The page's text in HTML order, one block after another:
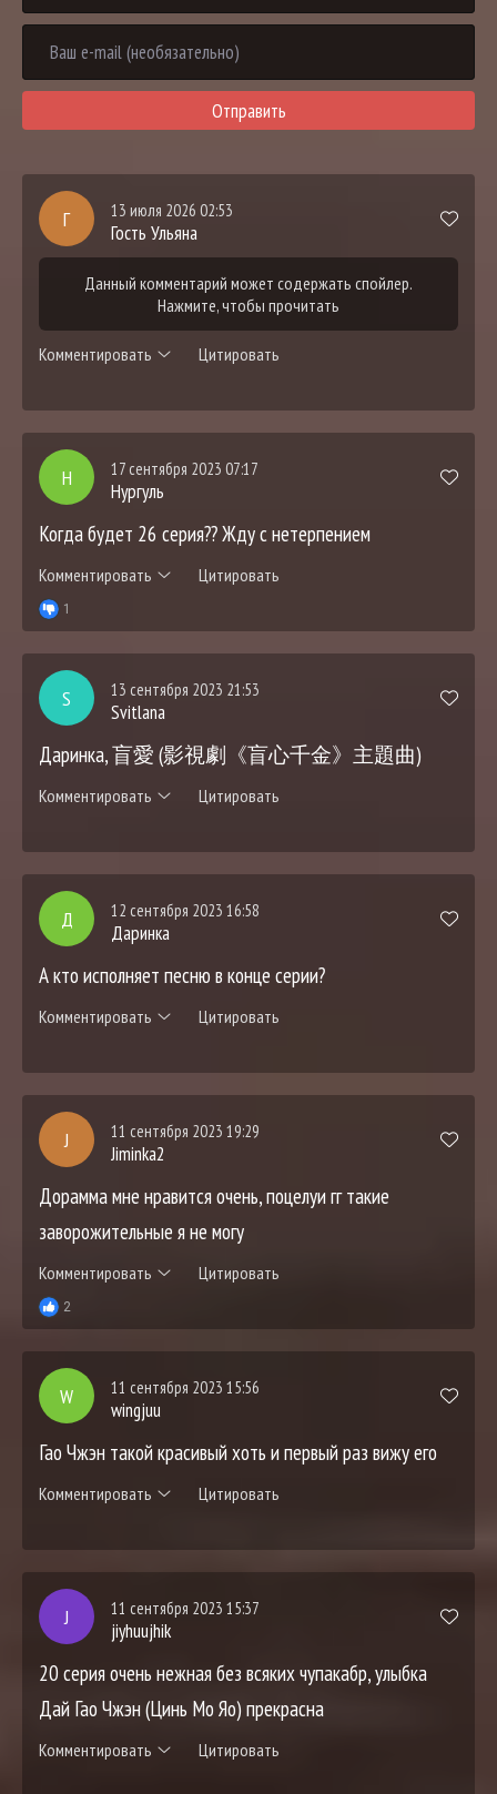
Отправить
Г 13 июля 2026 02:53
Гость Ульяна
Данный комментарий может содержать спойлер.
Нажмите, чтобы прочитать
Комментировать Цитировать
Н 17 сентября 2023 07:17
Нургуль
Когда будет 26 серия?? Жду с нетерпением
Комментировать Цитировать
1
S 13 сентября 2023 21:53
Svitlana
Даринка, 盲愛 (影視劇《盲心千金》主題曲)
Комментировать Цитировать
Д 12 сентября 2023 16:58
Даринка
А кто исполняет песню в конце серии?
Комментировать Цитировать
J 11 сентября 2023 19:29
Jiminka2
Дорамма мне нравится очень, поцелуи гг такие
заворожительные я не могу
Комментировать Цитировать
2
W 11 сентября 2023 15:56
wingjuu
Гао Чжэн такой красивый хоть и первый раз вижу его
Комментировать Цитировать
J 11 сентября 2023 15:37
jiyhuujhik
20 серия очень нежная без всяких чупакабр, улыбка
Дай Гао Чжэн (Цинь Мо Яо) прекрасна
Комментировать Цитировать